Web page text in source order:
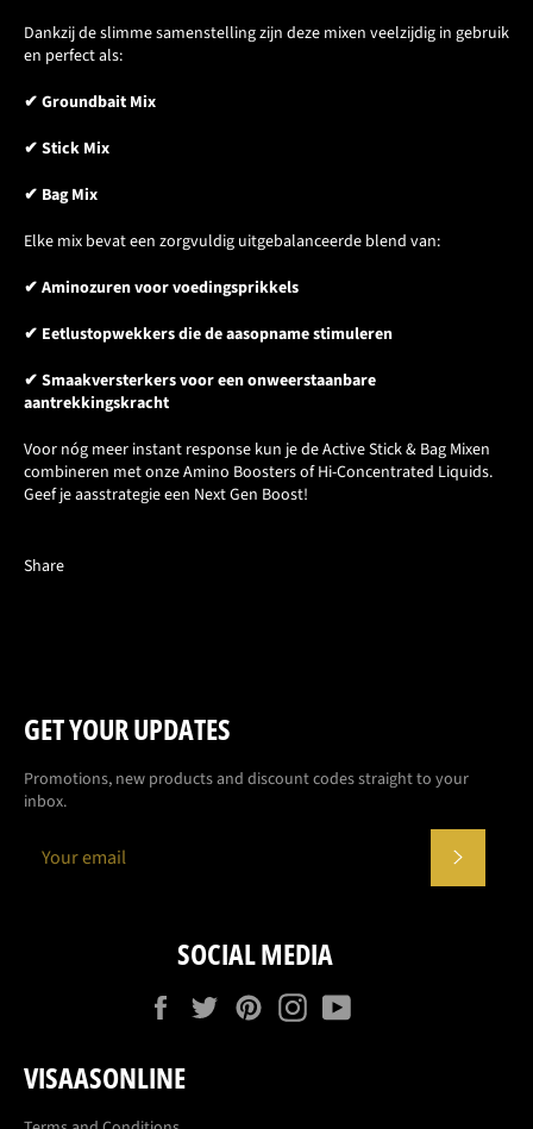
Dankzij de slimme samenstelling zijn deze mixen veelzijdig in gebruik
en perfect als:
✔ Groundbait Mix
✔ Stick Mix
✔ Bag Mix
Elke mix bevat een zorgvuldig uitgebalanceerde blend van:
✔ Aminozuren voor voedingsprikkels
✔ Eetlustopwekkers die de aasopname stimuleren
✔ Smaakversterkers voor een onweerstaanbare
aantrekkingskracht
Voor nóg meer instant response kun je de Active Stick & Bag Mixen
combineren met onze Amino Boosters of Hi-Concentrated Liquids.
Geef je aasstrategie een Next Gen Boost!
Share
GET YOUR UPDATES
Promotions, new products and discount codes straight to your
inbox.
SOCIAL MEDIA
FacebookTwitterPinterestInstagram
VISAASONLINE